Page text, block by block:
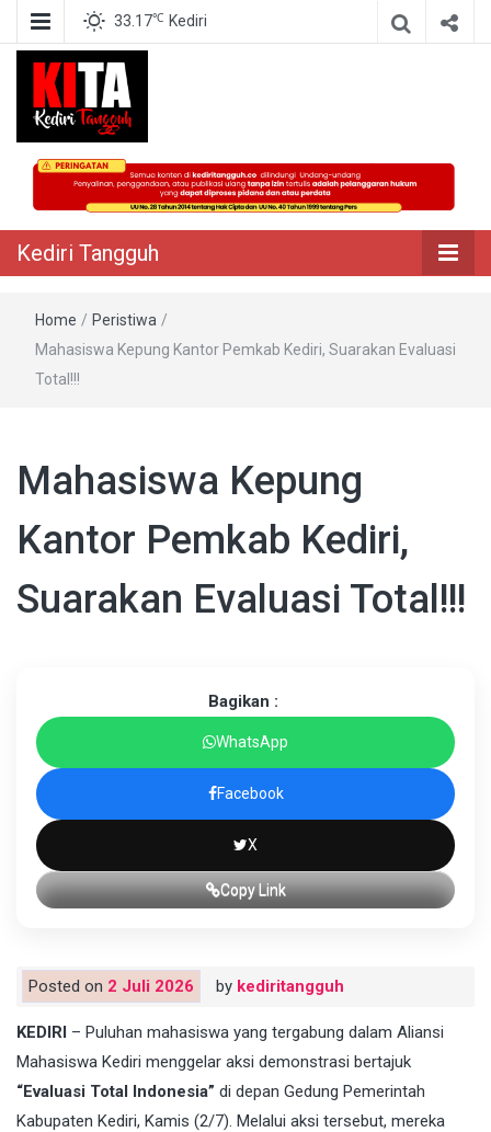
33.17℃ Kediri
Kediri Tangguh
Berita Akurat Terpercaya
Kediri Tangguh
Home / Peristiwa /
Mahasiswa Kepung Kantor Pemkab Kediri, Suarakan Evaluasi
Total!!!
Mahasiswa Kepung
Kantor Pemkab Kediri,
Suarakan Evaluasi Total!!!
Bagikan :
WhatsApp
Facebook
X
Copy Link
Posted on 2 Juli 2026 by kediritangguh
KEDIRI – Puluhan mahasiswa yang tergabung dalam Aliansi
Mahasiswa Kediri menggelar aksi demonstrasi bertajuk
“Evaluasi Total Indonesia” di depan Gedung Pemerintah
Kabupaten Kediri, Kamis (2/7). Melalui aksi tersebut, mereka